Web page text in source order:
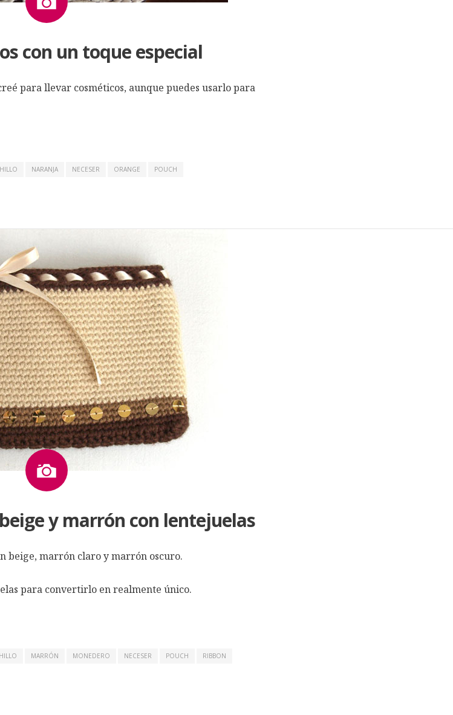
con un toque especial
para llevar cosméticos, aunque puedes usarlo para
NARANJA NECESER ORANGE POUCH
Imagen
y marrón con lentejuelas
beige, marrón claro y marrón oscuro.
para convertirlo en realmente único.
MARRÓN MONEDERO NECESER POUCH
RIBBON